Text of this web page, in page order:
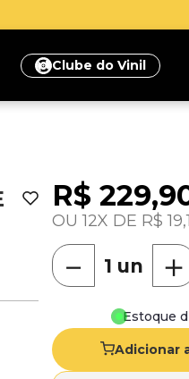
Clube do Vinil
R$ 229,
12 R$ 19,
＋
－
Estoque
Adicionar